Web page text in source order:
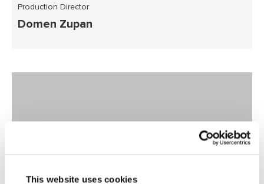
This website uses cookies
Production Director
Domen Zupan